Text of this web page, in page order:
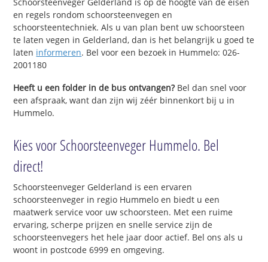
en regels rondom schoorsteenvegen en
schoorsteentechniek. Als u van plan bent uw schoorsteen
te laten vegen in Gelderland, dan is het belangrijk u goed te
laten informeren. Bel voor een bezoek in Hummelo: 026-
2001180
Heeft u een folder in de bus ontvangen?Bel dan snel voor
een afspraak, want dan zijn wij zéér binnenkort bij u in
Hummelo.
Kies voor Schoorsteenveger Hummelo. Bel
direct!
Schoorsteenveger Gelderland is een ervaren
schoorsteenveger in regio Hummelo en biedt u een
maatwerk service voor uw schoorsteen. Met een ruime
ervaring, scherpe prijzen en snelle service zijn de
schoorsteenvegers het hele jaar door actief. Bel ons als u
woont in postcode 6999 en omgeving.